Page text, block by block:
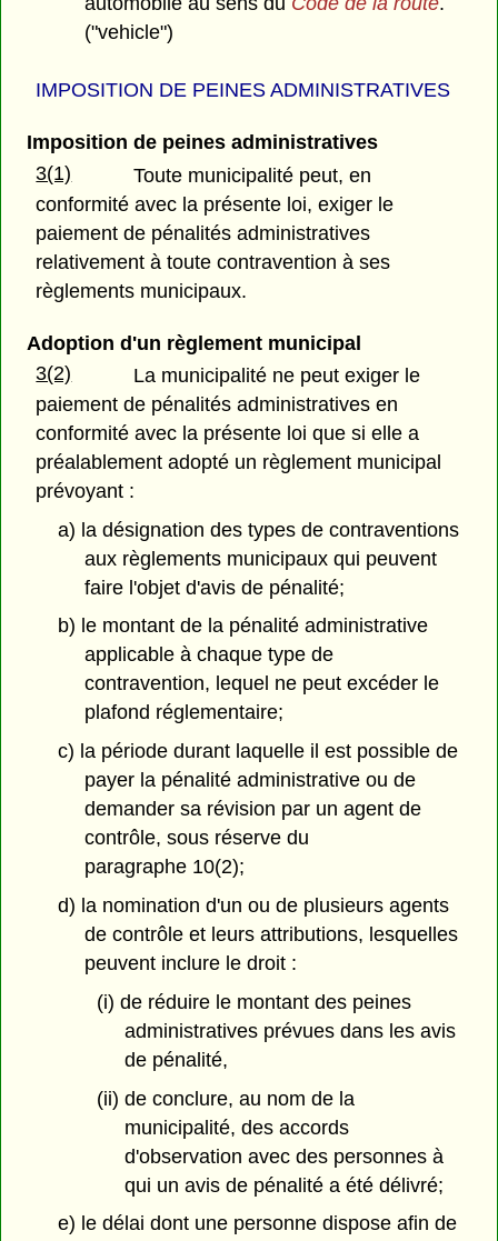
("vehicle")
IMPOSITION DE PEINES ADMINISTRATIVES
Imposition de peines administratives
3(1)
Toute municipalité peut, en
conformité avec la présente loi, exiger le
paiement de pénalités administratives
relativement à toute contravention à ses
règlements municipaux.
Adoption d'un règlement municipal
3(2)
La municipalité ne peut exiger le
paiement de pénalités administratives en
conformité avec la présente loi que si elle a
préalablement adopté un règlement municipal
prévoyant :
a) la désignation des types de contraventions
aux règlements municipaux qui peuvent
faire l'objet d'avis de pénalité;
b) le montant de la pénalité administrative
applicable à chaque type de
contravention, lequel ne peut excéder le
plafond réglementaire;
c) la période durant laquelle il est possible de
payer la pénalité administrative ou de
demander sa révision par un agent de
contrôle, sous réserve du
paragraphe 10(2);
d) la nomination d'un ou de plusieurs agents
de contrôle et leurs attributions, lesquelles
peuvent inclure le droit :
(i) de réduire le montant des peines
administratives prévues dans les avis
de pénalité,
(ii) de conclure, au nom de la
municipalité, des accords
d'observation avec des personnes à
qui un avis de pénalité a été délivré;
e) le délai dont une personne dispose afin de